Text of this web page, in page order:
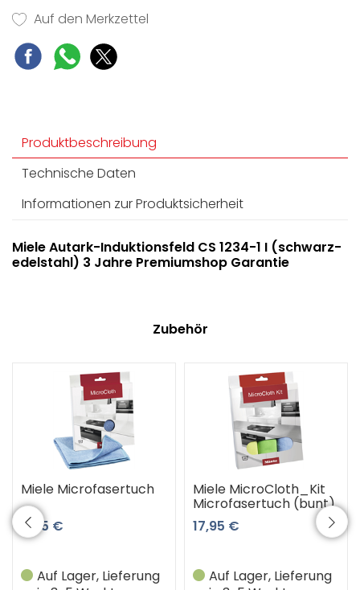
Auf den Merkzettel
Produktbeschreibung
Technische Daten
Informationen zur Produktsicherheit
Miele Autark-Induktionsfeld CS 1234-1 I (schwarz-
edelstahl) 3 Jahre Premiumshop Garantie
Zubehör
Miele Microfasertuch
8,45 €
Auf Lager, Lieferung
Miele MicroCloth_Kit
Microfasertuch (bunt)
17,95 €
Auf Lager, Lieferung